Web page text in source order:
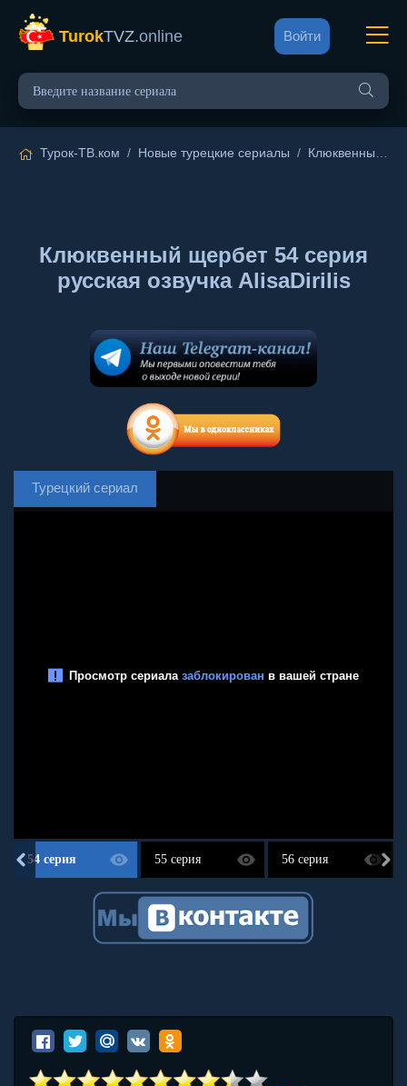
TurokTVZ.online Войти
Турок-ТВ.ком / Новые турецкие сериалы / Клюквенный щербет
Клюквенный щербет 54 серия
русская озвучка AlisaDirilis
Турецкий сериал
54 серия 55 серия 56 серия